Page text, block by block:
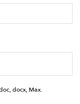
docx, Max.